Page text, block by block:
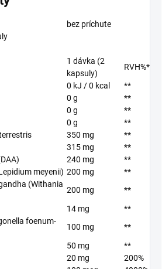
bez príchute
1 dávka (2
kapsuly)
RVH%*
0 kJ / 0 kcal
**
0 g
**
0 g
**
0 g
**
350 mg
**
315 mg
**
240 mg
**
meyenii) 200 mg
**
(Withania
200 mg
**
14 mg
**
foenum-
100 mg
**
50 mg
**
20 mg
200%